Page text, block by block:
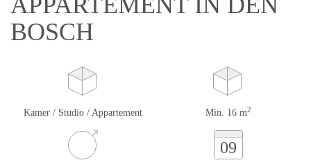
BOSCH
Kamer / Studio / Appartement Min. 16 m2
09